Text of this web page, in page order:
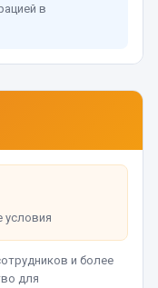
в
условия
и более
для